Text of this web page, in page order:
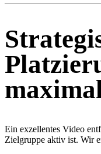
Ein exzellentes Video
Zielgruppe aktiv ist. Wir